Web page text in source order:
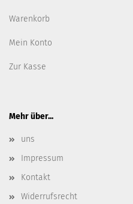
Warenkorb
Mein Konto
Zur Kasse
Mehr über...
uns
Impressum
Kontakt
Widerrufsrecht